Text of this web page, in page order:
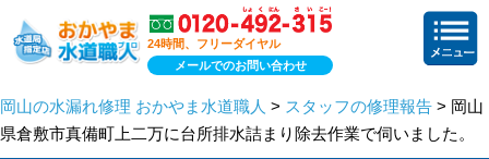
24時間、フリーダイヤル
メールでのお問い合わせ
岡山の水漏れ修理 おかやま水道職人 > スタッフの修理報告 > 岡山
県倉敷市真備町上二万に台所排水詰まり除去作業で伺いました。